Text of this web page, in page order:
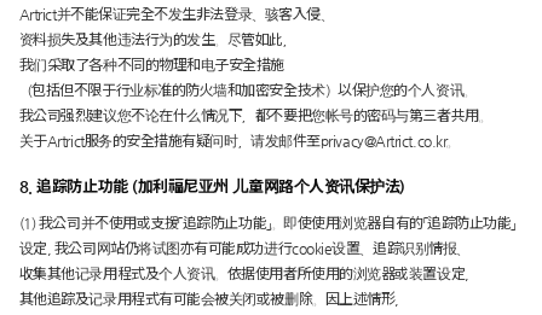
Artrict并不能保证完全不发生非法登录、骇客入侵、
资料损失及其他违法行为的发生。尽管如此，
我们采取了各种不同的物理和电子安全措施
（包括但不限于行业标准的防火墙和加密安全技术）以保护您的个人资讯。
我公司强烈建议您不论在什么情况下，都不要把您帐号的密码与第三者共用。
关于Artrict服务的安全措施有疑问时，请发邮件至privacy@Artrict.co.kr。
8. 追踪防止功能 (加利福尼亚州 儿童网路个人资讯保护法)
(1) 我公司并不使用或支援「追踪防止功能」。即使使用浏览器自有的「追踪防止功能」
设定, 我公司网站仍将试图亦有可能成功进行cookie设置、追踪识别情报、
收集其他记录用程式及个人资讯。依据使用者所使用的浏览器或装置设定,
其他追踪及记录用程式有可能会被关闭或被删除。因上述情形,